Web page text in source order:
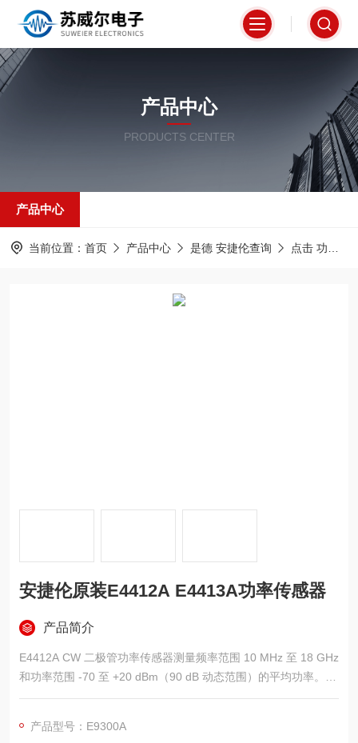
产品中心
PRODUCTS CENTER
产品中心
当前位置： 首页 产品中心 是德 安捷伦查询 点击 功率传感器
安捷伦原装E4412A E4413A功率传感器
产品简介
E4412A CW 二极管功率传感器测量频率范围 10 MHz 至 18 GHz
和功率范围 -70 至 +20 dBm（90 dB 动态范围）的平均功率。
测量速度快，使用 E4416A 每秒可读取多达 400 个读数
校准系数、线性度和温度补偿数据存储在 EEPROM 中
产品型号：E9300A